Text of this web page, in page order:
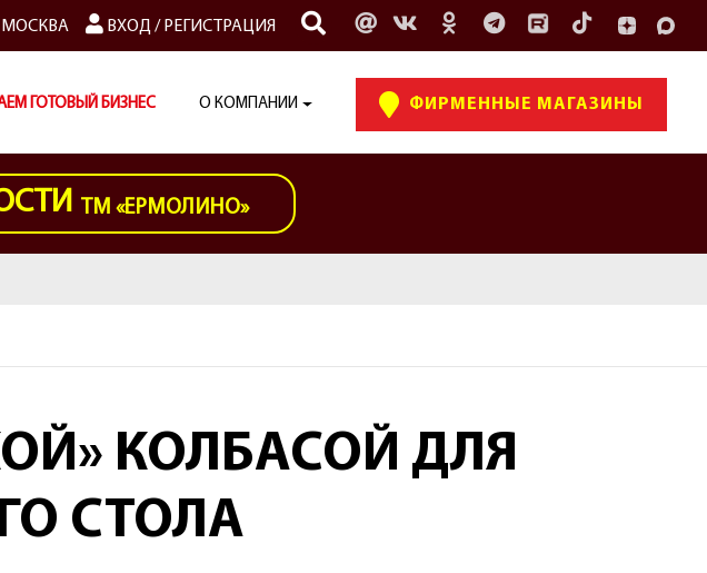
МОСКВА ВХОД/ РЕГИСТРАЦИЯ
ГОТОВЫЙ БИЗНЕС О КОМПАНИИ ФИРМЕННЫЕ МАГАЗИНЫ
ТМ «ЕРМОЛИНО»
КОЛБАСОЙ ДЛЯ
СТОЛА